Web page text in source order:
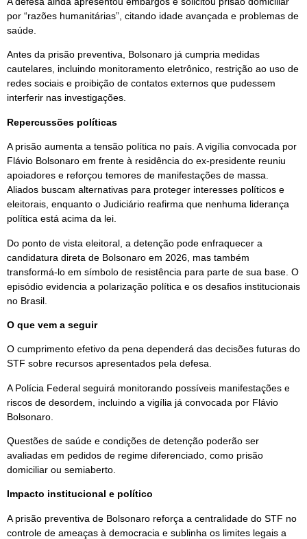
por “razões humanitárias”, citando idade avançada e problemas de
saúde.
Antes da prisão preventiva, Bolsonaro já cumpria medidas
cautelares, incluindo monitoramento eletrônico, restrição ao uso de
redes sociais e proibição de contatos externos que pudessem
interferir nas investigações.
Repercussões políticas
A prisão aumenta a tensão política no país. A vigília convocada por
Flávio Bolsonaro em frente à residência do ex-presidente reuniu
apoiadores e reforçou temores de manifestações de massa.
Aliados buscam alternativas para proteger interesses políticos e
eleitorais, enquanto o Judiciário reafirma que nenhuma liderança
política está acima da lei.
Do ponto de vista eleitoral, a detenção pode enfraquecer a
candidatura direta de Bolsonaro em 2026, mas também
transformá-lo em símbolo de resistência para parte de sua base. O
episódio evidencia a polarização política e os desafios institucionais
no Brasil.
O que vem a seguir
O cumprimento efetivo da pena dependerá das decisões futuras do
STF sobre recursos apresentados pela defesa.
A Polícia Federal seguirá monitorando possíveis manifestações e
riscos de desordem, incluindo a vigília já convocada por Flávio
Bolsonaro.
Questões de saúde e condições de detenção poderão ser
avaliadas em pedidos de regime diferenciado, como prisão
domiciliar ou semiaberto.
Impacto institucional e político
A prisão preventiva de Bolsonaro reforça a centralidade do STF no
controle de ameaças à democracia e sublinha os limites legais a